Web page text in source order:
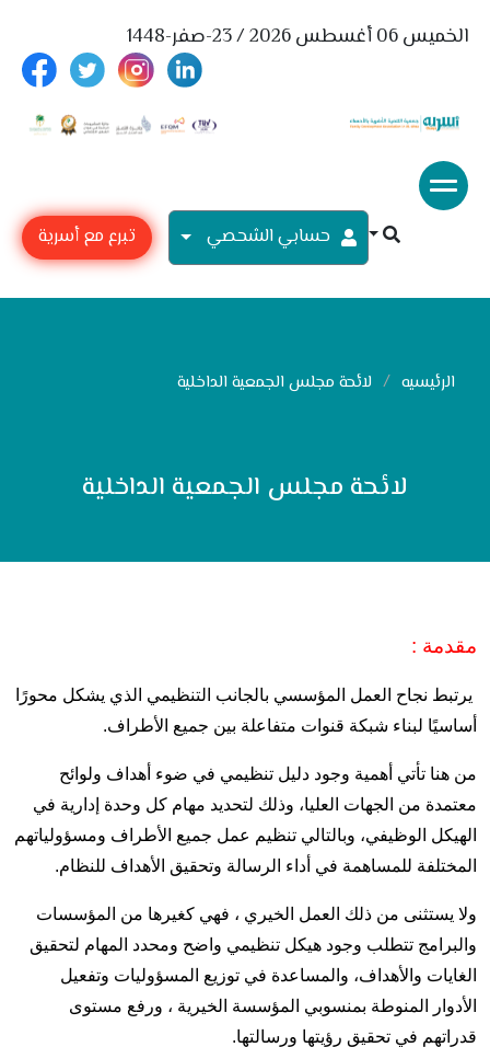
الخميس 06 أغسطس 2026 / 23-صفر-1448
حسابي الشحصي تبرع مع أسرية
الرئيسيه لائحة مجلس الجمعية الداخلية
لائحة مجلس الجمعية الداخلية
مقدمة :
يرتبط نجاح العمل المؤسسي بالجانب التنظيمي الذي يشكل محورًا
أساسيًا لبناء شبكة قنوات متفاعلة بين جميع الأطراف.
من هنا تأتي أهمية وجود دليل تنظيمي في ضوء أهداف ولوائح
معتمدة من الجهات العليا، وذلك لتحديد مهام كل وحدة إدارية في
الهيكل الوظيفي، وبالتالي تنظيم عمل جميع الأطراف ومسؤولياتهم
المختلفة للمساهمة في أداء الرسالة وتحقيق الأهداف للنظام.
ولا يستثنى من ذلك العمل الخيري ، فهي كغيرها من المؤسسات
والبرامج تتطلب وجود هيكل تنظيمي واضح ومحدد المهام لتحقيق
الغايات والأهداف، والمساعدة في توزيع المسؤوليات وتفعيل
الأدوار المنوطة بمنسوبي المؤسسة الخيرية ، ورفع مستوى
قدراتهم في تحقيق رؤيتها ورسالتها.